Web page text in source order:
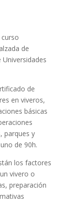
de
Universidades
de
en viveros,
básicas
parques y
de 90h.
los factores
vivero o
preparación